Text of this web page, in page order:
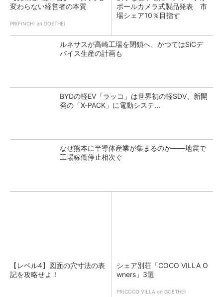
変わらない経営者の本質
PR(FINCHI on GOETHE)
ポールカメラ式製品発表 市
場シェア10％目指す
ルネサスが高崎工場を閉鎖へ、かつてはSiCデ
バイス生産の計画も
BYDの軽EV「ラッコ」は世界初の軽SDV、新開
発の「X-PACK」に電動システ...
なぜ熊本に半導体産業が集まるのか――地震で
工場稼働停止相次ぐ
【レベル4】図面の穴寸法の表
記を攻略せよ！
シェア別荘「COCO VILLA O
wners」3選
PR(COCO VILLA on GOETHE)